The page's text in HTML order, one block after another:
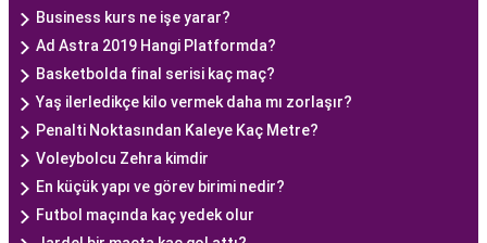
Business kurs ne işe yarar?
Ad Astra 2019 Hangi Platformda?
Basketbolda final serisi kaç maç?
Yaş ilerledikçe kilo vermek daha mı zorlaşır?
Penalti Noktasından Kaleye Kaç Metre?
Voleybolcu Zehra kimdir
En küçük yapı ve görev birimi nedir?
Futbol maçında kaç yedek olur